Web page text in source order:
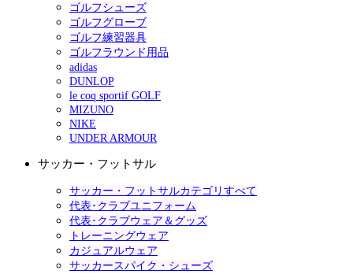
ゴルフシューズ
ゴルフグローブ
ゴルフ練習器具
ゴルフラウンド用品
adidas
DUNLOP
le coq sportif GOLF
MIZUNO
NIKE
UNDER ARMOUR
サッカー・フットサル
サッカー・フットサルカテゴリすべて
代表･クラブユニフォーム
代表･クラブウェア＆グッズ
トレーニングウェア
カジュアルウェア
サッカースパイク・シューズ